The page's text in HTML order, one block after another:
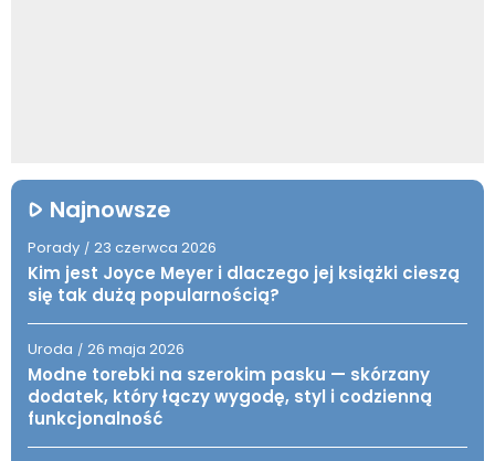
Najnowsze
Porady / 23 czerwca 2026
Kim jest Joyce Meyer i dlaczego jej książki cieszą
się tak dużą popularnością?
Uroda / 26 maja 2026
Modne torebki na szerokim pasku — skórzany
dodatek, który łączy wygodę, styl i codzienną
funkcjonalność